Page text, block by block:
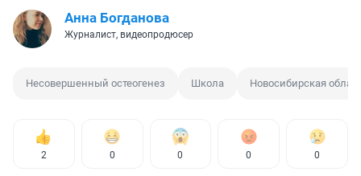
Анна Богданова
Журналист, видеопродюсер
Несовершенный остеогенез Школа Новосибирская
2 0 0 0 0